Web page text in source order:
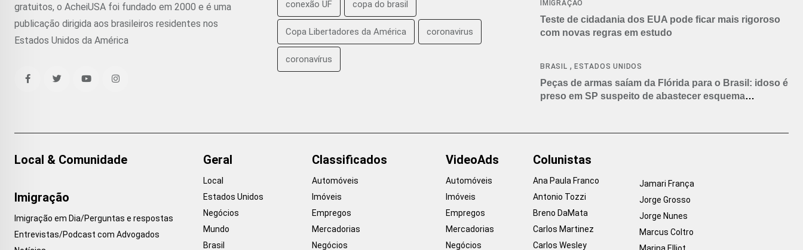
gratuitos, o AcheiUSA foi fundado em 2000 e é uma
publicação dirigida aos brasileiros residentes nos
Estados Unidos da América
conexão UF copa do brasil
Copa Libertadores da América coronavirus
coronavírus
IMIGRAÇÃO
Teste de cidadania dos EUA pode ficar mais rigoroso
com novas regras em estudo
BRASIL , ESTADOS UNIDOS
Peças de armas saíam da Flórida para o Brasil: idoso é
preso em SP suspeito de abastecer esquema
Local & Comunidade
Imigração
Imigração em Dia/Perguntas e respostas
Entrevistas/Podcast com Advogados
Geral
Local
Estados Unidos
Negócios
Mundo
Brasil
Classificados
Automóveis
Imóveis
Empregos
Mercadorias
Negócios
VideoAds
Automóveis
Imóveis
Empregos
Mercadorias
Negócios
Colunistas
Ana Paula Franco
Antonio Tozzi
Breno DaMata
Carlos Martinez
Carlos Wesley
Jamari França
Jorge Grosso
Jorge Nunes
Marcus Coltro